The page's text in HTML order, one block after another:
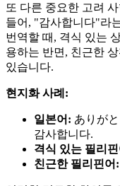
또 다른 중요한 고려
들어, "감사합니다"라
번역할 때, 격식 있는
용하는 반면, 친근한
있습니다.
현지화 사례:
일본어: ありが
감사합니다.
격식 있는 필리
친근한 필리핀어: